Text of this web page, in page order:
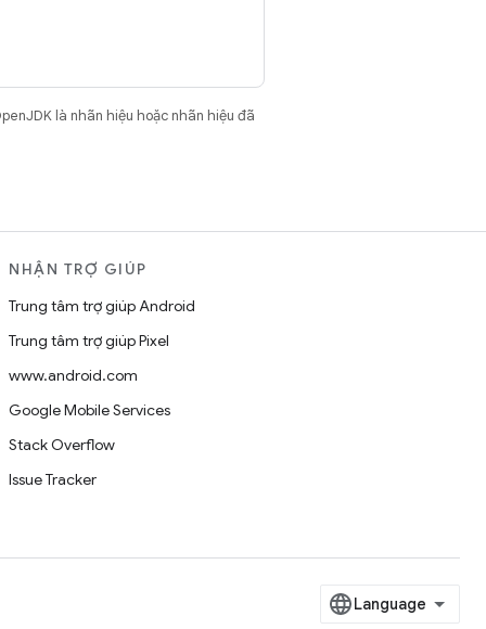
là nhãn hiệu hoặc nhãn hiệu đã
NHẬN TRỢ GIÚP
Trung tâm trợ giúp Android
Trung tâm trợ giúp Pixel
www.android.com
Google Mobile Services
Stack Overflow
Issue Tracker